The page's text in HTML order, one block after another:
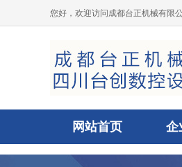
您好，欢迎访问成都台正机械有限
网站首页 企